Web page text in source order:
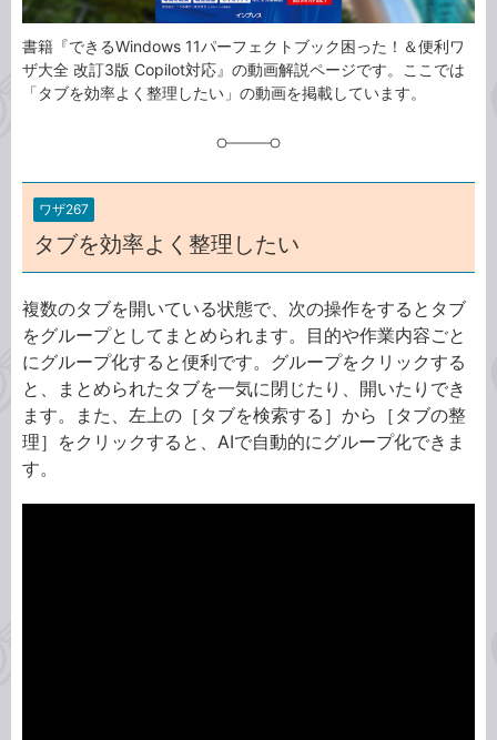
書籍『できるWindows 11パーフェクトブック困った！＆便利ワ
ザ大全 改訂3版 Copilot対応』の動画解説ページです。ここでは
「タブを効率よく整理したい」の動画を掲載しています。
ワザ267
タブを効率よく整理したい
複数のタブを開いている状態で、次の操作をするとタブ
をグループとしてまとめられます。目的や作業内容ごと
にグループ化すると便利です。グループをクリックする
と、まとめられたタブを一気に閉じたり、開いたりでき
ます。また、左上の［タブを検索する］から［タブの整
理］をクリックすると、AIで自動的にグループ化できま
す。